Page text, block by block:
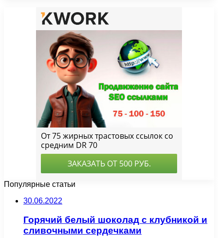
Популярные статьи
30.06.2022
Горячий белый шоколад с клубникой и
сливочными сердечками